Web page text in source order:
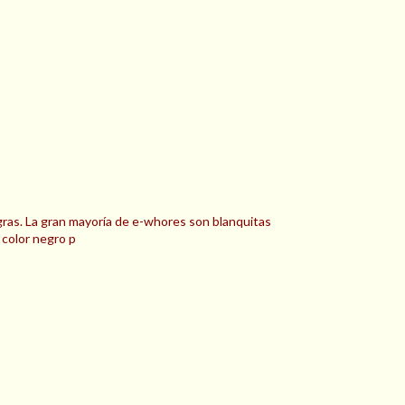
La gran mayoría de e-whores son blanquitas
negro p